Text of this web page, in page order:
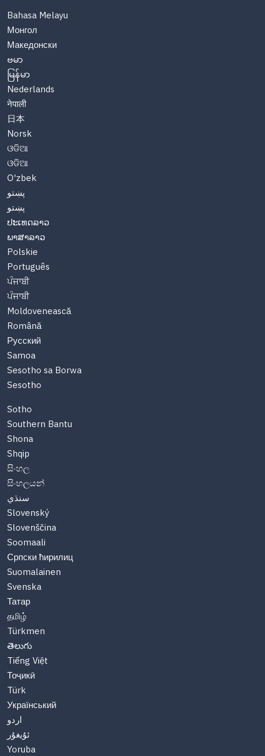
Bahasa Melayu
Монгол
Македонски
ဗမာ
မြန်မာ
Nederlands
नेपाली
日本
Norsk
ଓଡିଆ
ଓଡିଆ
O'zbek
پښتو
پښتو
ປະເທດລາວ
ພາສາລາວ
Polskie
Português
ਪੰਜਾਬੀ
ਪੰਜਾਬੀ
Moldovenească
Română
Русский
Samoa
Sesotho sa Borwa
Sesotho
Sotho
Southern Bantu
Shona
Shqip
සිංහල
සිංහලයන්
سنڌي
Slovenský
Slovenščina
Soomaali
Српски ћирилиц
Suomalainen
Svenska
Татар
தமிழ்
Türkmen
తెలుగు
Tiếng Việt
Тоҷикӣ
Türk
Український
اردو
ئۇيغۇر
Yoruba